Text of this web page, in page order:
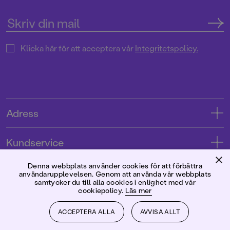
Klicka här för att acceptera vårIntegritetspolicy.
Adress
Tryckerigatan 4
Org.nr: 556045-7748
Kundservice
Kontakta oss
Kundservice
Användarvillkor intressenter
Användarvillkor nyhetsbrev
Förlaget
Jobba hos oss
×
Denna webbplats använder cookies för att förbättra
användarupplevelsen. Genom att använda vår webbplats
samtycker du till alla cookies i enlighet med vår
cookiepolicy. Läs mer
ACCEPTERA ALLA AVVISA ALLT